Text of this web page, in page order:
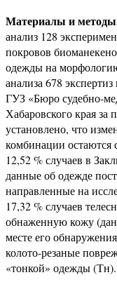
Материалы и
анализ 128
покровов
одежды на
анализа 678
ГУЗ «Бюро судебно-
Хабаровского края за
установлено, что
комбинации остаются
12,52 % случаев в
данные об одежде
направленные на
17,32 % случаев
обнаженную кожу
месте его
колото-резаные
«тонкой» одежды